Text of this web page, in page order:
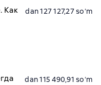
Как
dan 127 127,27 soʻm
dan 115 490,91 soʻm